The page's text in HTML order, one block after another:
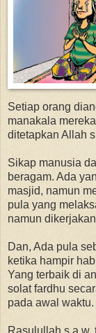
Setiap orang
manakala
ditetapkan Allah
Sikap manusia
beragam. Ada
masjid, namun
pula yang
namun
Dan, Ada pula
ketika hampir
Yang terbaik di
solat fardhu
pada awal waktu.
Rasulullah